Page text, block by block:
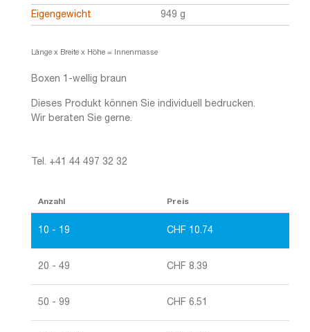
Eigengewicht 949 g
Länge x Breite x Höhe = Innenmasse
Boxen 1-wellig braun
Dieses Produkt können Sie individuell bedrucken.
Wir beraten Sie gerne.
Tel. +41 44 497 32 32
Anzahl Preis
10 - 19 CHF 10.74
20 - 49 CHF 8.39
50 - 99 CHF 6.51